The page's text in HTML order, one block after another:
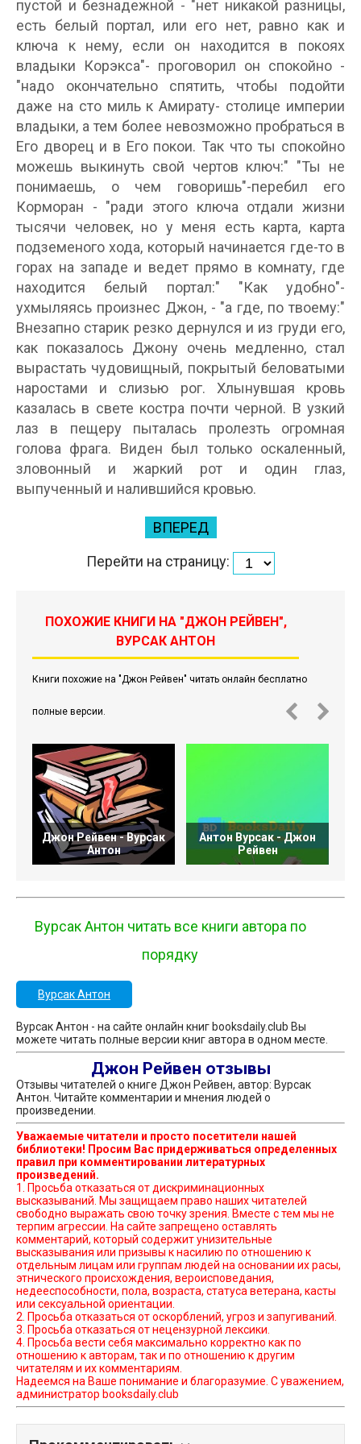
пустой и безнадежной - "нет никакой разницы,
есть белый портал, или его нет, равно как и
ключа к нему, если он находится в покоях
владыки Корэкса"- проговорил он спокойно -
"надо окончательно спятить, чтобы подойти
даже на сто миль к Амирату- столице империи
владыки, а тем более невозможно пробраться в
Его дворец и в Его покои. Так что ты спокойно
можешь выкинуть свой чертов ключ:" "Ты не
понимаешь, о чем говоришь"-перебил его
Корморан - "ради этого ключа отдали жизни
тысячи человек, но у меня есть карта, карта
подземеного хода, который начинается где-то в
горах на западе и ведет прямо в комнату, где
находится белый портал:" "Как удобно"-
ухмыляясь произнес Джон, - "а где, по твоему:"
Внезапно старик резко дернулся и из груди его,
как показалось Джону очень медленно, стал
вырастать чудовищный, покрытый беловатыми
наростами и слизью рог. Хлынувшая кровь
казалась в свете костра почти черной. В узкий
лаз в пещеру пыталась пролезть огромная
голова фрага. Виден был только оскаленный,
зловонный и жаркий рот и один глаз,
выпученный и налившийся кровью.
ВПЕРЕД
Перейти на страницу:
ПОХОЖИЕ КНИГИ НА "ДЖОН РЕЙВЕН",
ВУРСАК АНТОН
Книги похожие на "Джон Рейвен" читать онлайн бесплатно
полные версии.
Джон Рейвен - Вурсак
Антон
Антон Вурсак - Джон
Рейвен
Вурсак Антон читать все книги автора по
порядку
Вурсак Антон
Вурсак Антон - на сайте онлайн книг booksdaily.club Вы
можете читать полные версии книг автора в одном месте.
Джон Рейвен отзывы
Отзывы читателей о книге Джон Рейвен, автор: Вурсак
Антон. Читайте комментарии и мнения людей о
произведении.
Уважаемые читатели и просто посетители нашей
библиотеки! Просим Вас придерживаться определенных
правил при комментировании литературных
произведений.
1. Просьба отказаться от дискриминационных
высказываний. Мы защищаем право наших читателей
свободно выражать свою точку зрения. Вместе с тем мы не
терпим агрессии. На сайте запрещено оставлять
комментарий, который содержит унизительные
высказывания или призывы к насилию по отношению к
отдельным лицам или группам людей на основании их расы,
этнического происхождения, вероисповедания,
недееспособности, пола, возраста, статуса ветерана, касты
или сексуальной ориентации.
2. Просьба отказаться от оскорблений, угроз и запугиваний.
3. Просьба отказаться от нецензурной лексики.
4. Просьба вести себя максимально корректно как по
отношению к авторам, так и по отношению к другим
читателям и их комментариям.
Надеемся на Ваше понимание и благоразумие. С уважением,
администратор booksdaily.club